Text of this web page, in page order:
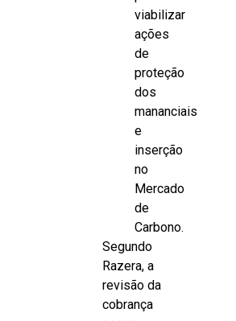
viabilizar
ações
de
proteção
dos
mananciais
e
inserção
no
Mercado
de
Carbono.
Segundo
Razera, a
revisão da
cobrança